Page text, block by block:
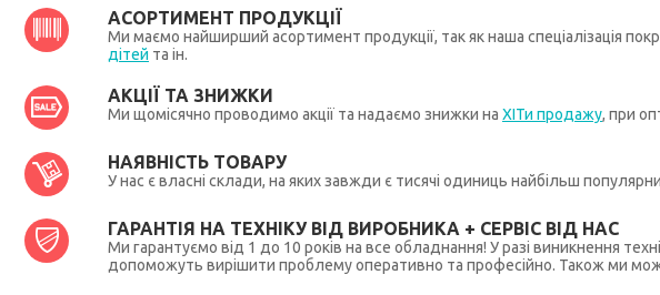
АСОРТИМЕНТ ПРОДУКЦІЇ
Ми маємо найширший асортимент продукції, так як наша спеціалізація
дітей та ін.
АКЦІЇ ТА ЗНИЖКИ
Ми щомісячно проводимо акції та надаємо знижки на ХІТи продажу, при
НАЯВНІСТЬ ТОВАРУ
У нас є власні склади, на яких завжди є тисячі одиниць найбільш
ГАРАНТІЯ НА ТЕХНІКУ ВІД ВИРОБНИКА + СЕРВІС ВІД НАС
Ми гарантуємо від 1 до 10 років на все обладнання! У разі виникнення
допоможуть вирішити проблему оперативно та професійно. Також ми